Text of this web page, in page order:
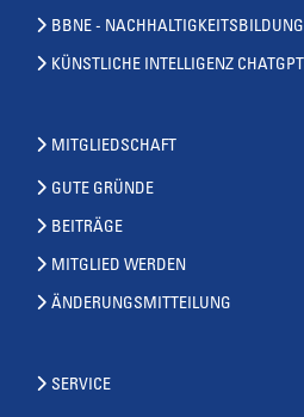
BBNE - NACHHALTIGKEITSBILDUNG
KÜNSTLICHE INTELLIGENZ CHATGPT
MITGLIEDSCHAFT
GUTE GRÜNDE
BEITRÄGE
MITGLIED WERDEN
ÄNDERUNGSMITTEILUNG
SERVICE